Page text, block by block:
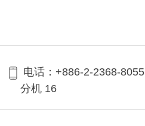
电话：+886-2-2368-8055
分机 16